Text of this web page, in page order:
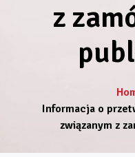
z
Informacja o
związanym z